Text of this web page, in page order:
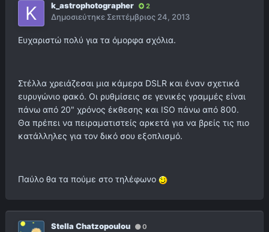
k_astrophotographer 2
Δημοσιεύτηκε Σεπτέμβριος 24, 2013
Ευχαριστώ πολύ για τα όμορφα σχόλια.
Στέλλα χρειάζεσαι μια κάμερα DSLR και έναν σχετικά
ευρυγώνιο φακό. Οι ρυθμίσεις σε γενικές γραμμές είναι
πάνω από 20" χρόνος έκθεσης και ISO πάνω από 800.
Θα πρέπει να πειραματιστείς αρκετά για να βρείς τις πιο
κατάλληλες για τον δικό σου εξοπλισμό.
Παύλο θα τα πούμε στο τηλέφωνο
Stella Chatzopoulou 0